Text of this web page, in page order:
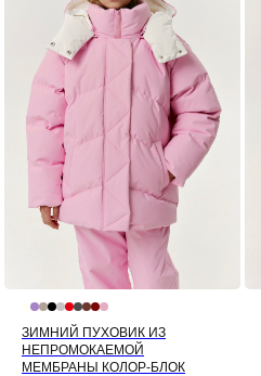
ЗИМНИЙ ПУХОВИК ИЗ
НЕПРОМОКАЕМОЙ
МЕМБРАНЫ КОЛОР-БЛОК